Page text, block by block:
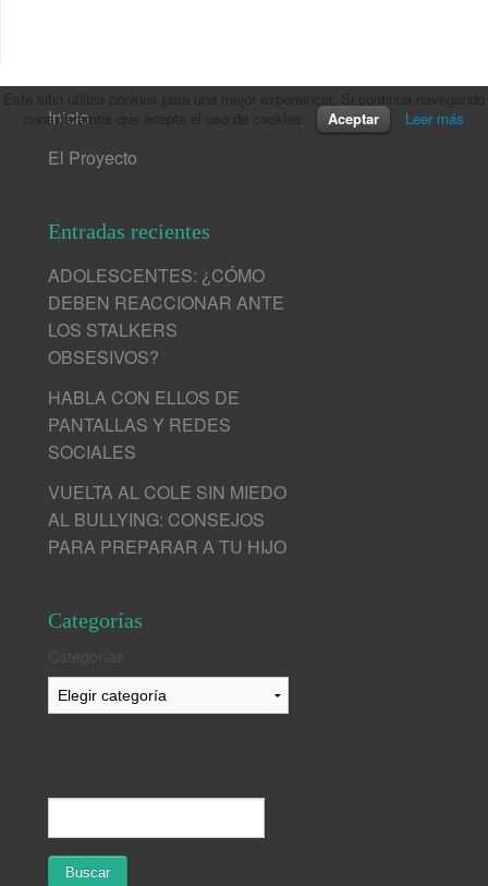
Inicio
El Proyecto
Entradas recientes
ADOLESCENTES: ¿CÓMO
DEBEN REACCIONAR ANTE
LOS STALKERS
OBSESIVOS?
HABLA CON ELLOS DE
PANTALLAS Y REDES
SOCIALES
VUELTA AL COLE SIN MIEDO
AL BULLYING: CONSEJOS
PARA PREPARAR A TU HIJO
Categorías
consideramos que acepta el uso de cookies.
Aceptar Leer más